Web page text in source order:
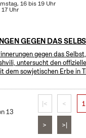
16 bis 19 Uhr
Uhr
GEGEN DAS
gegen das
untersucht den
dem sowjetischen Erbe in
13
|< < 1
> >|